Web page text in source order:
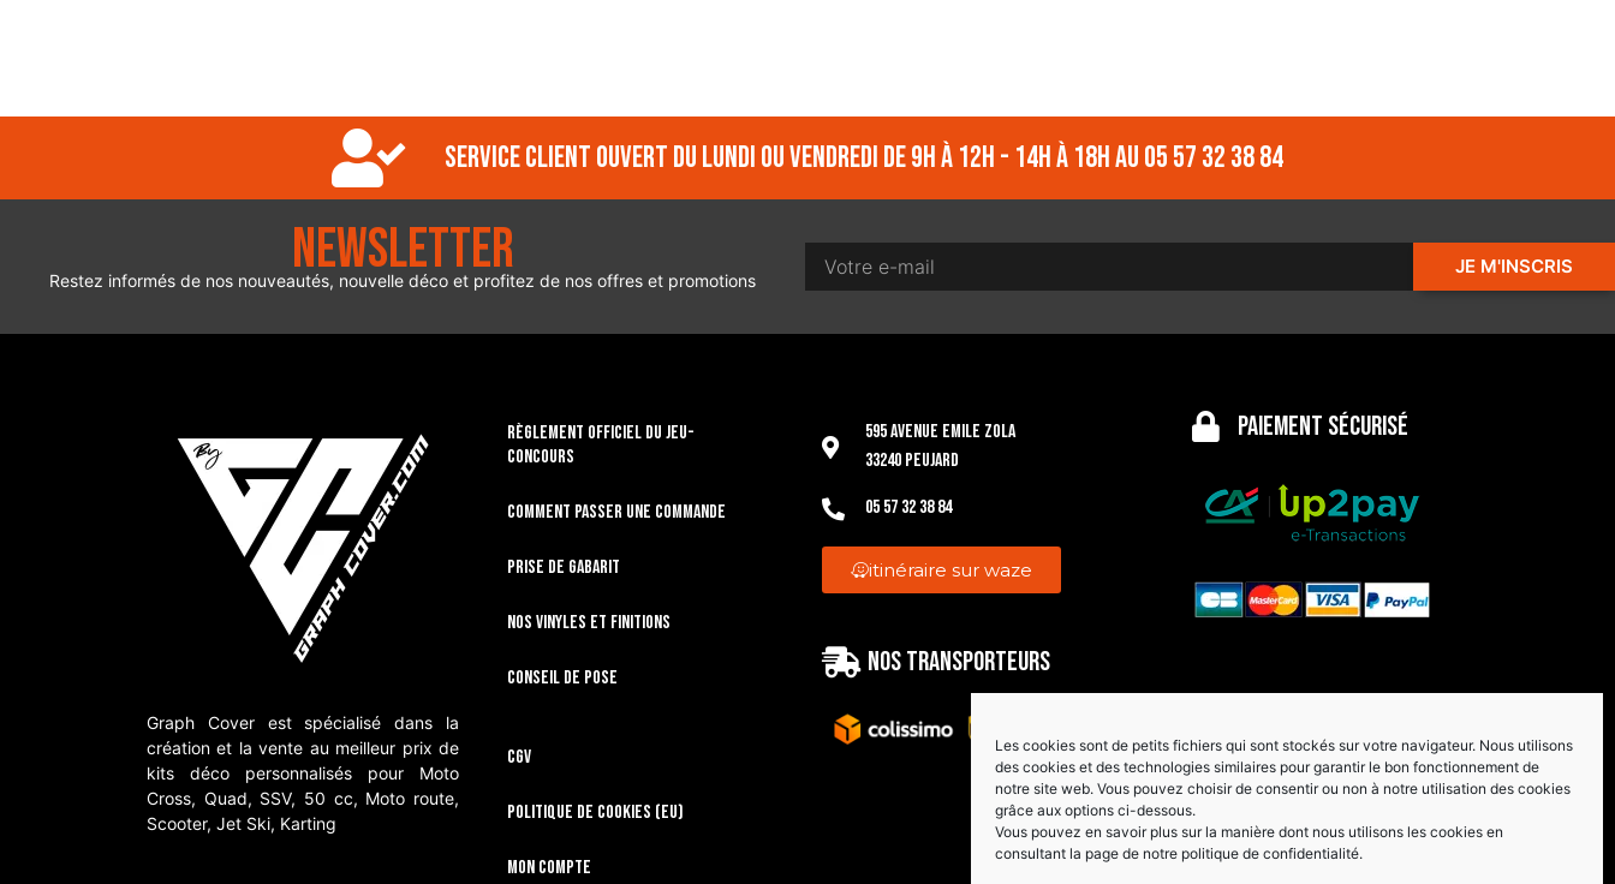
Les cookies sont de petits fichiers qui sont stockés sur votre navigateur. Nous utilisons
des cookies et des technologies similaires pour garantir le bon fonctionnement de
notre site web. Vous pouvez choisir de consentir ou non à notre utilisation des cookies
grâce aux options ci-dessous.
Vous pouvez en savoir plus sur la manière dont nous utilisons les cookies en
consultant la page de notre politique de confidentialité.
Service client ouvert du lundi ou vendredi de 9h à 12h - 14h à 18h au 05 57 32 38 84
Newsletter
Restez informés de nos nouveautés, nouvelle déco et profitez de nos offres et promotions
JE M'INSCRIS
Graph Cover est spécialisé dans la
création et la vente au meilleur prix de
kits déco personnalisés pour Moto
Cross, Quad, SSV, 50 cc, Moto route,
Scooter, Jet Ski, Karting
RÈGLEMENT OFFICIEL DU JEU-
CONCOURS
Comment passer une commande
Prise de gabarit
Nos vinyles et finitions
Conseil de pose
CGV
Politique de cookies (EU)
Mon compte
595 Avenue Emile Zola
33240 Peujard
05 57 32 38 84
itinéraire sur waze
Nos transporteurs
Paiement sécurisé